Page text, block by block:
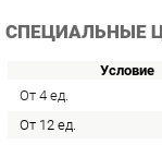
От 4 ед.
От 24 ед.